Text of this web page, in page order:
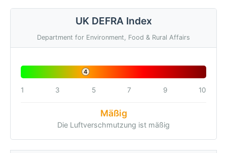
UK DEFRA Index
Department for Environment, Food & Rural Affairs
4
1 3 5 7 9 10
Mäßig
Die Luftverschmutzung ist mäßig